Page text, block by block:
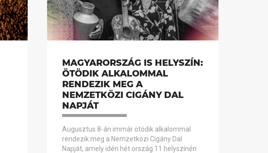
MAGYARORSZÁG IS HELYSZÍN:
ÖTÖDIK ALKALOMMAL
RENDEZIK MEG A
NEMZETKÖZI CIGÁNY DAL
NAPJÁT
Augusztus 8-án immár ötödik alkalommal
rendezik meg a Nemzetközi Cigány Dal
Napját, amely idén hét ország 11 helyszínén